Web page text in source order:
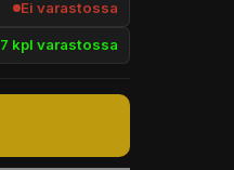
Ei varastossa
7 kpl varastossa